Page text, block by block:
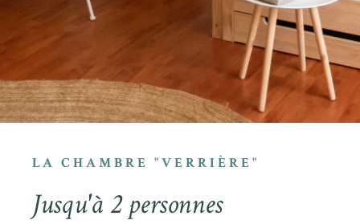
LA CHAMBRE "VERRIÈRE"
Jusqu'à 2 personnes